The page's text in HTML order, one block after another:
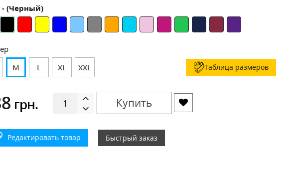
- (Черный)
M L XL XXL Таблица размеров
грн. Купить
Редактировать товар Быстрый заказ